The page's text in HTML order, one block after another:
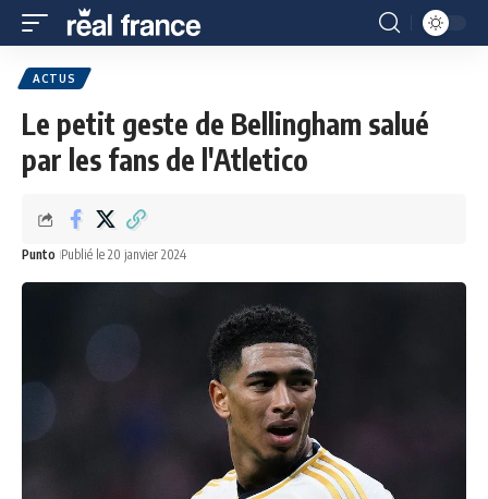
ACTUS
Le petit geste de Bellingham salué
par les fans de l'Atletico
Punto Publié le 20 janvier 2024